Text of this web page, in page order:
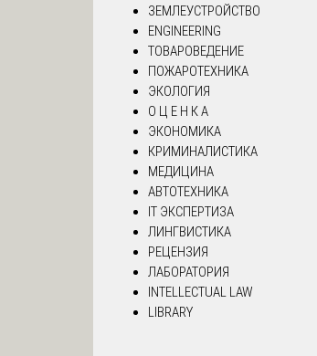
ЗЕМЛЕУСТРОЙСТВО
ENGINEERING
ТОВАРОВЕДЕНИЕ
ПОЖАРОТЕХНИКА
ЭКОЛОГИЯ
О Ц Е Н К А
ЭКОНОМИКА
КРИМИНАЛИСТИКА
МЕДИЦИНА
АВТОТЕХНИКА
IT ЭКСПЕРТИЗА
ЛИНГВИСТИКА
РЕЦЕНЗИЯ
ЛАБОРАТОРИЯ
INTELLECTUAL LAW
LIBRARY